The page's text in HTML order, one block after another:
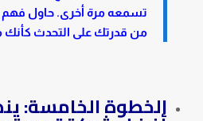
تسمعه مرة أخرى. حاول
من قدرتك على التحدث كأنك
الخطوة الخامسة: